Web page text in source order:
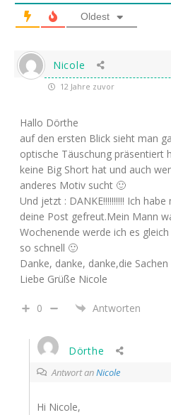
Oldest
Nicole
12 Jahre zuvor
Hallo Dörthe
auf den ersten Blick sieht man
optische Täuschung präsentiert
keine Big Short hat und auch
anderes Motiv sucht 🙂
Und jetzt : DANKE!!!!!!!!!! Ich
deine Post gefreut.Mein Mann
Wochenende werde ich es
so schnell 🙂
Danke, danke, danke,die
Liebe Grüße Nicole
0 Antworten
Dörthe
Antwort anNicole
Hi Nicole,